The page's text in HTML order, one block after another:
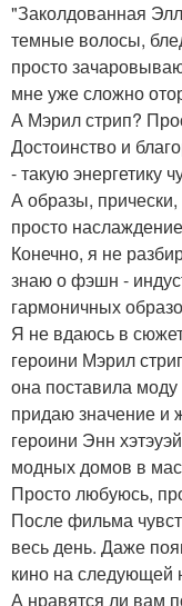
"Заколдованная
темные волосы,
просто
мне уже сложно
А Мэрил стрип?
Достоинство и
- такую энергетику
А образы,
просто
Конечно, я не
знаю о фэшн -
гармоничных
Я не вдаюсь в
героини Мэрил
она поставила
придаю значение и
героини Энн
модных домов в
Просто любуюсь,
После фильма
весь день. Даже
кино на следующей
А нравятся ли вам